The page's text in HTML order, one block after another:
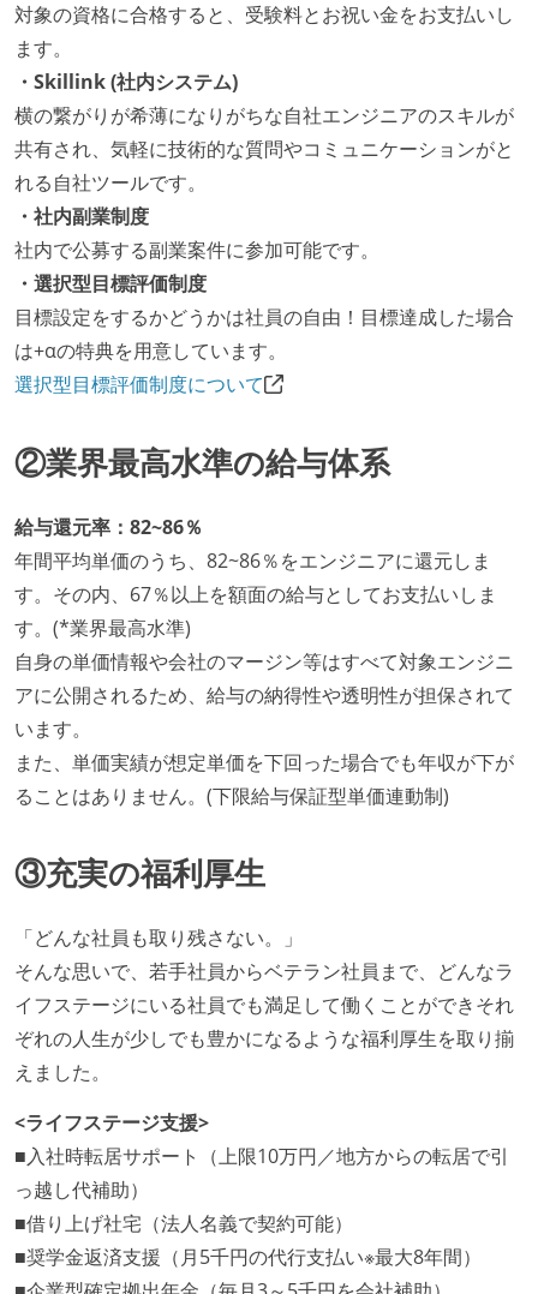
対象の資格に合格すると、受験料とお祝い金をお支払いし
ます。
・Skillink (社内システム)
横の繋がりが希薄になりがちな自社エンジニアのスキルが
共有され、気軽に技術的な質問やコミュニケーションがと
れる自社ツールです。
・社内副業制度
社内で公募する副業案件に参加可能です。
・選択型目標評価制度
目標設定をするかどうかは社員の自由！目標達成した場合
は+αの特典を用意しています。
選択型目標評価制度について
②業界最高水準の給与体系
給与還元率：82~86％
年間平均単価のうち、82~86％をエンジニアに還元しま
す。その内、67％以上を額面の給与としてお支払いしま
す。(*業界最高水準)
自身の単価情報や会社のマージン等はすべて対象エンジニ
アに公開されるため、給与の納得性や透明性が担保されて
います。
また、単価実績が想定単価を下回った場合でも年収が下が
ることはありません。(下限給与保証型単価連動制)
③充実の福利厚生
「どんな社員も取り残さない。」
そんな思いで、若手社員からベテラン社員まで、どんなラ
イフステージにいる社員でも満足して働くことができそれ
ぞれの人生が少しでも豊かになるような福利厚生を取り揃
えました。
<ライフステージ支援>
■入社時転居サポート（上限10万円／地方からの転居で引
っ越し代補助）
■借り上げ社宅（法人名義で契約可能）
■奨学金返済支援（月5千円の代行支払い※最大8年間）